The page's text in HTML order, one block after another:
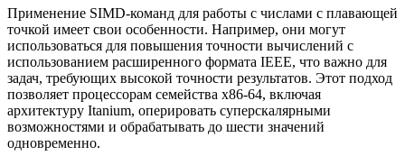
Применение SIMD-команд для работы с числами с плавающей
точкой имеет свои особенности. Например, они могут
использоваться для повышения точности вычислений с
использованием расширенного формата IEEE, что важно для
задач, требующих высокой точности результатов. Этот подход
позволяет процессорам семейства x86-64, включая
архитектуру Itanium, оперировать суперскалярными
возможностями и обрабатывать до шести значений
одновременно.